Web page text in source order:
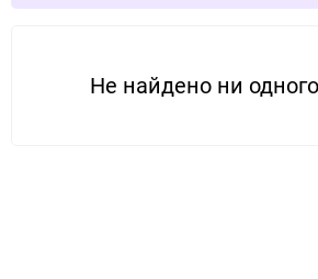
Не найдено ни